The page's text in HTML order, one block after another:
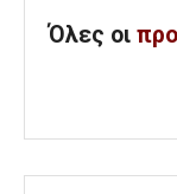
Όλες οι